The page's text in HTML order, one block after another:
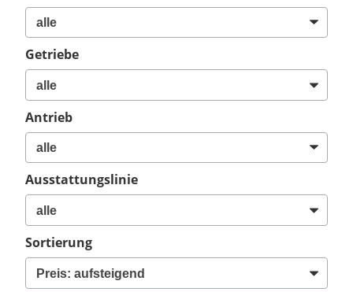
Getriebe
Antrieb
Ausstattungslinie
Sortierung